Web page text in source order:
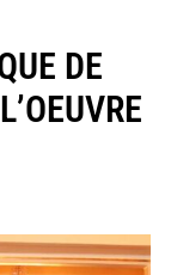
DE